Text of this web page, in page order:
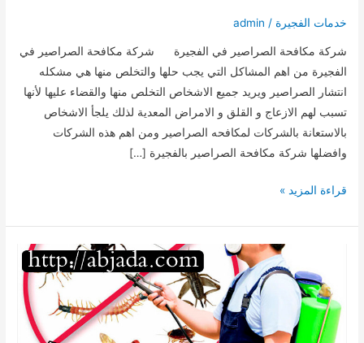
خدمات الفجيرة /
admin
شركة مكافحة الصراصير في الفجيرة شركة مكافحة الصراصير في
الفجيرة من اهم المشاكل التي يجب حلها والتخلص منها هي مشكله
انتشار الصراصير ويريد جميع الاشخاص التخلص منها والقضاء عليها لأنها
تسبب لهم الازعاج و القلق و الامراض المعدية لذلك يلجأ الاشخاص
بالاستعانة بالشركات لمكافحه الصراصير ومن اهم هذه الشركات
وافضلها شركة مكافحة الصراصير بالفجيرة […]
شركة
الصراصير
الفجيرة
قراءة المزيد »